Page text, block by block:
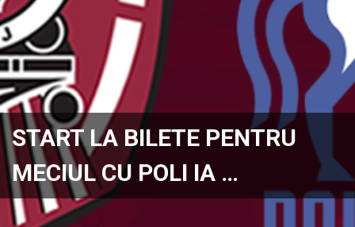
START LA BILETE PENTRU
MECIUL CU POLI IA …